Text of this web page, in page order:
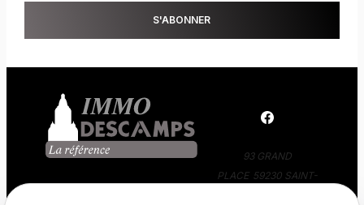
93 GRAND
PLACE 59230 SAINT-